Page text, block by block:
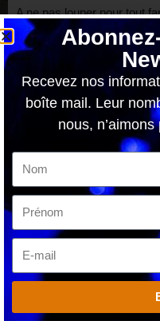
A ne pas louper pour tout
Sortie le 27 mars 2020
#karras #etiennesarthoux
#nonemoreheretic
#poesie #loudtv #webzine
Recevez nos
boîte mail. Leur
nous,